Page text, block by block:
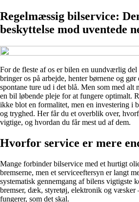
Regelmæssig bilservice:
beskyttelse mod uventede
For de fleste af os er bilen en uundværlig del
bringer os på arbejde, henter børnene og gør
spontane ture ud i det blå. Men som med
en bil løbende pleje for at fungere optimalt.
ikke blot en formalitet, men en investering i
og tryghed. Her får du et overblik over,
vigtige, og hvordan du får mest ud af dem.
Hvorfor service er mere
Mange forbinder bilservice med et hurtigt
bremserne, men et serviceeftersyn er langt
systematisk gennemgang af bilens vigtigste
bremser, dæk, styretøj, elektronik og væsker
fungerer, som det skal.